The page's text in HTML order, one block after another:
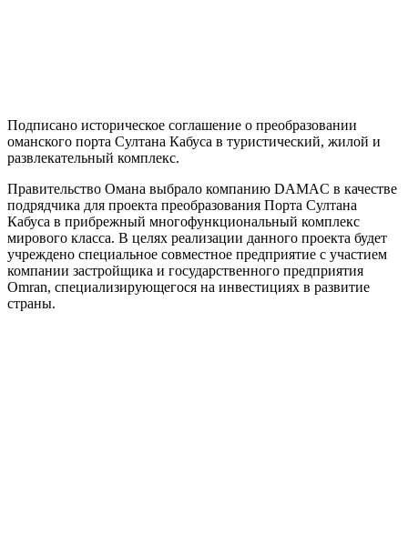
Подписано историческое соглашение о преобразовании
оманского порта Султана Кабуса в туристический, жилой и
развлекательный комплекс.
Правительство Омана выбрало компанию DAMAC в качестве
подрядчика для проекта преобразования Порта Султана
Кабуса в прибрежный многофункциональный комплекс
мирового класса. В целях реализации данного проекта будет
учреждено специальное совместное предприятие с участием
компании застройщика и государственного предприятия
Omran, специализирующегося на инвестициях в развитие
страны.